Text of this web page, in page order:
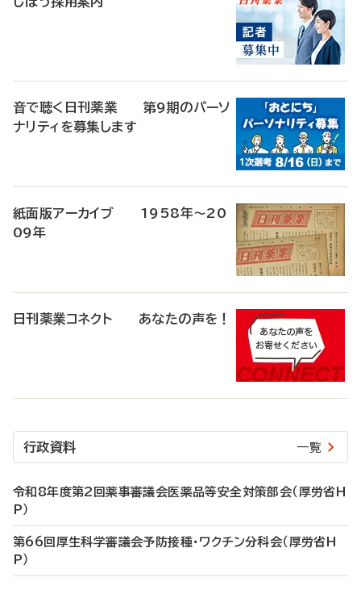
音で聴く日刊薬業 第9期のパーソ
ナリティを募集します
紙面版アーカイブ 1958年～20
09年
日刊薬業コネクト あなたの声を！
行政資料 一覧
令和8年度第2回薬事審議会医薬品等安全対策部会（厚労省H
P）
第66回厚生科学審議会予防接種・ワクチン分科会（厚労省H
P）